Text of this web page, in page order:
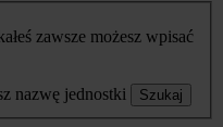
zawsze możesz wpisać
nazwę jednostki Szukaj